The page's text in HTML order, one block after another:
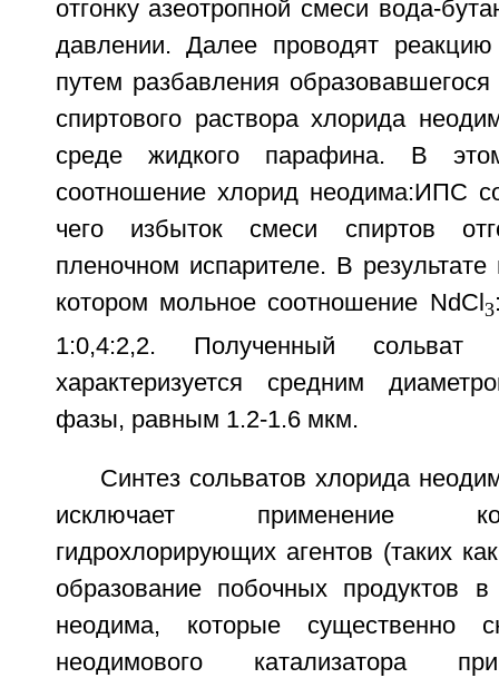
отгонку азеотропной смеси вода-
давлении. Далее проводят реакцию
путем разбавления образовавшегося
спиртового раствора хлорида
среде жидкого парафина. В
соотношение хлорид неодима:ИПС
чего избыток смеси спиртов
пленочном испарителе. В
котором мольное соотношение NdCl 3
1:0,4:2,2. Полученный сольват
характеризуется средним
фазы, равным 1.2-1.6 мкм.
Синтез сольватов хлорида
исключает применение
гидрохлорирующих агентов (таких
образование побочных продуктов
неодима, которые существенно
неодимового катализатора